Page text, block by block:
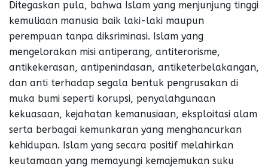
Ditegaskan pula, bahwa Islam yang menjunjung tinggi
kemuliaan manusia baik laki-laki maupun
perempuan tanpa diksriminasi. Islam yang
mengelorakan misi antiperang, antiterorisme,
antikekerasan, antipenindasan, antiketerbelakangan,
dan anti terhadap segala bentuk pengrusakan di
muka bumi seperti korupsi, penyalahgunaan
kekuasaan, kejahatan kemanusiaan, eksploitasi alam
serta berbagai kemunkaran yang menghancurkan
kehidupan. Islam yang secara positif melahirkan
keutamaan yang memayungi kemajemukan suku